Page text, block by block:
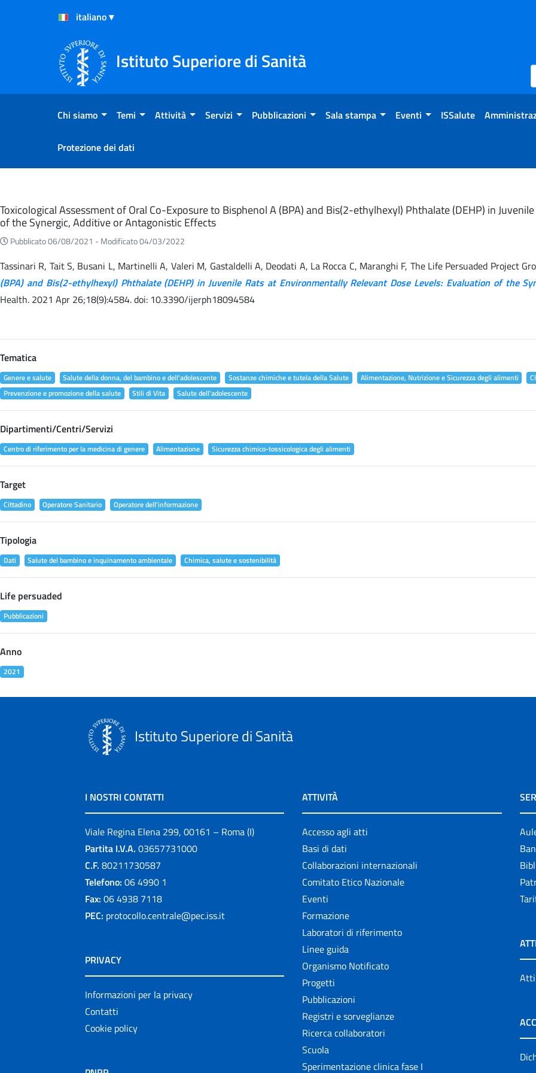
Salta al Contenuto
Salta al Footer
Istituto Superiore di Sanità
Chi siamo Temi Attività Servizi Pubblicazioni Sala stampa Eventi ISSalute
Protezione dei dati
Eventi
Toxicological Assessment of Oral Co-Exposure to Bisphenol A (BPA) and Bis(2-ethylhexyl) Phthalate (DEHP) in
of the Synergic, Additive or Antagonistic Effects
Pubblicato 06/08/2021 - Modificato 04/03/2022
Tassinari R, Tait S, Busani L, Martinelli A, Valeri M, Gastaldelli A, Deodati A, La Rocca C, Maranghi F, The Life Persuaded Project
(BPA) and Bis(2-ethylhexyl) Phthalate (DEHP) in Juvenile Rats at Environmentally Relevant Dose Levels: Evaluation of the
Health. 2021 Apr 26;18(9):4584. doi: 10.3390/ijerph18094584
Tematica
Genere e salute Salute della donna, del bambino e dell'adolescente Sostanze chimiche e tutela della Salute Alimentazione, Nutrizione e Sicurezza degli alimenti
Prevenzione e promozione della salute
Stili di Vita Salute dell'adolescente
Dipartimenti/Centri/Servizi
Centro di riferimento per la medicina di genere Alimentazione Sicurezza chimico-tossicologica degli alimenti
Target
Cittadino Operatore Sanitario Operatore dell'informazione
Tipologia
Dati Salute del bambino e inquinamento ambientale Chimica, salute e sostenibilità
Life persuaded
Pubblicazioni
Anno
2021
Istituto Superiore di Sanità
I NOSTRI CONTATTI
Viale Regina Elena 299, 00161 – Roma (I)
Partita I.V.A. 03657731000
C.F. 80211730587
Telefono: 06 4990 1
Fax: 06 4938 7118
PEC: protocollo.centrale@pec.iss.it
PRIVACY
Informazioni per la privacy
Contatti
Cookie policy
ATTIVITÀ
Accesso agli atti
Basi di dati
Collaborazioni internazionali
Comitato Etico Nazionale
Eventi
Formazione
Laboratori di riferimento
Linee guida
Organismo Notificato
Progetti
Pubblicazioni
Registri e sorveglianze
Ricerca collaboratori
Scuola
Sperimentazione clinica fase I
Atti